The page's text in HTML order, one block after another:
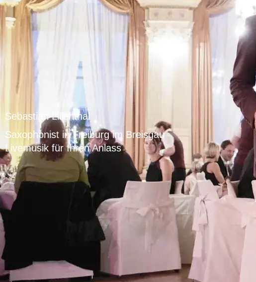
Sebastian Lilienthal
Saxophonist in Freiburg im Breisgau
Livemusik für Ihren Anlass